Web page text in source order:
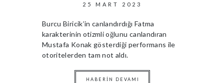
25 MART 2023
Burcu Biricik’in canlandırdığı Fatma
karakterinin otizmli oğlunu canlandıran
Mustafa Konak gösterdiği performans ile
otoritelerden tam not aldı.
HABERIN DEVAMI